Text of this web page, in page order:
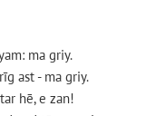
ma griy.
ast - ma griy.
hē, e zan!